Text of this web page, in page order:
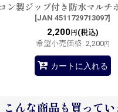
ン製ジップ付き防水マル
[JAN 4511729713097]
2,200円(税込)
希望小売価格: 2,200円
カートに入れる
んな商品も買ってい